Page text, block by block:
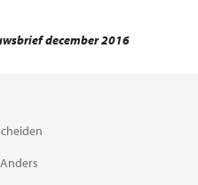
december 2016